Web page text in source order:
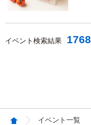
イベント検索結果 1768
イベント一覧